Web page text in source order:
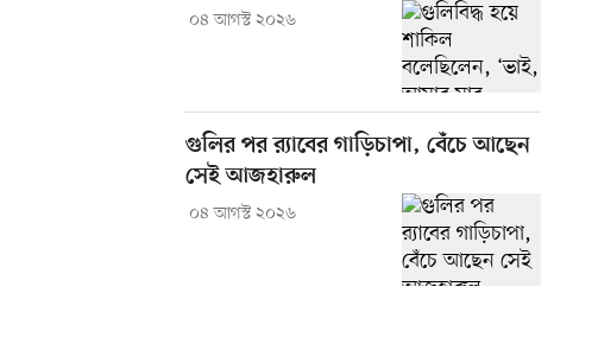
০৪ আগস্ট ২০২৬
গুলির পর র‍্যাবের গাড়িচাপা, বেঁচে আছেন
সেই আজহারুল
০৪ আগস্ট ২০২৬